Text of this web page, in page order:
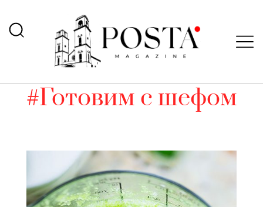
#Готовим с шефом